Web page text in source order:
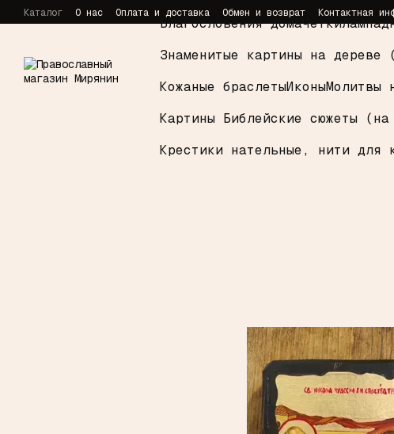
Перейти к основному контенту
Каталог О нас Оплата и доставка Обмен и возврат Контактная
Благословения домаЧетки
Знаменитые картины на дереве
Кожаные браслетыИконыМолитвы
Картины Библейские сюжеты
Крестики нательные, нити для